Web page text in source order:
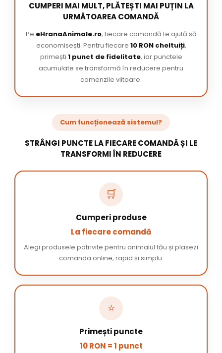
CUMPERI MAI MULT, PLĂTEȘTI MAI PUȚIN LA
URMĂTOAREA COMANDĂ
Pe eHranaAnimale.ro, fiecare comandă te ajută să
economisești. Pentru fiecare 10 RON cheltuiți,
primești 1 punct de fidelitate, iar punctele
acumulate se transformă în reducere pentru
comenzile viitoare.
Cum funcționează sistemul?
STRÂNGI PUNCTE LA FIECARE COMANDĂ ȘI LE
TRANSFORMI ÎN REDUCERE
🛒
Cumperi produse
La fiecare comandă
Alegi produsele potrivite pentru animalul tău și plasezi
comanda online, rapid și simplu.
⭐
Primești puncte
10 RON = 1 punct